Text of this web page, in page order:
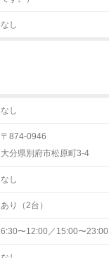
なし
なし
〒874-0946
大分県別府市松原町3-4
なし
あり（2台）
6:30〜12:00／15:00〜23:00